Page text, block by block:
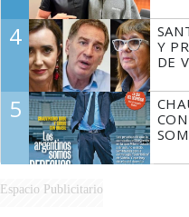
4
Y
DE
5
Espacio Publicitario